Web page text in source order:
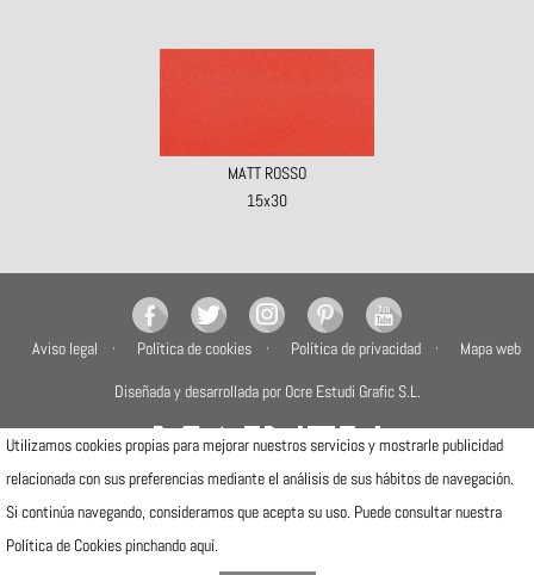
MATT ROSSO
15x30
Aviso legal Política de cookies Política de privacidad
Mapa web
Diseñada y desarrollada por Ocre Estudi Grafic S.L.
Camí de la Travessa, 17
12540 Vila-real (Castellón)
Telfs: (+34) 964506300 · (+34) 964506301
Utilizamos cookies propias para mejorar nuestros servicios y mostrarle publicidad
relacionada con sus preferencias mediante el análisis de sus hábitos de navegación.
Si continúa navegando, consideramos que acepta su uso. Puede consultar nuestra
Política de Cookies pinchando aquí.